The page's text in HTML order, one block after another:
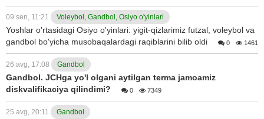
09 sen, 11:21 Voleybol, Gandbol, Osiyo o'yinlari
Yoshlar o'rtasidagi Osiyo o'yinlari: yigit-qizlarimiz futzal, voleybol va
gandbol bo'yicha musobaqalardagi raqiblarini bilib oldi
0 1461
26 avg, 17:08 Gandbol
Gandbol. JCHga yo'l olgani aytilgan terma jamoamiz
diskvalifikaciya qilindimi?
0 7349
25 avg, 20:11 Gandbol